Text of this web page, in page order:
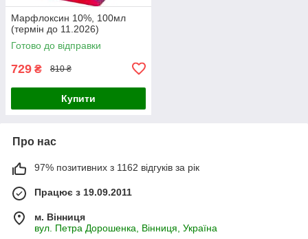
Марфлоксин 10%, 100мл
(термін до 11.2026)
Готово до відправки
729 ₴ 810 ₴
Купити
Про нас
97% позитивних з 1162 відгуків за рік
Працює з 19.09.2011
м. Вінниця
вул. Петра Дорошенка, Вінниця, Україна